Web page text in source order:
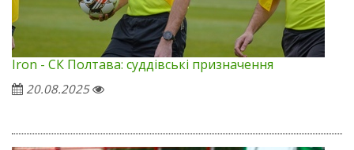
Iron - СК Полтава: суддівські призначення
20.08.2025